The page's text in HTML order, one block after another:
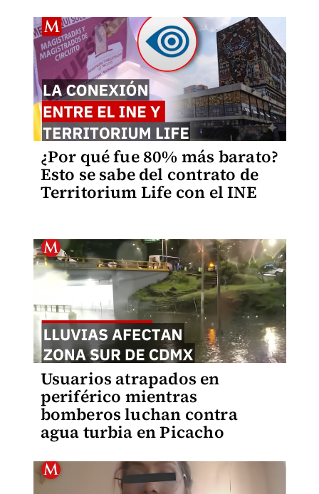
¿Por qué fue 80% más barato?
Esto se sabe del contrato de
Territorium Life con el INE
Usuarios atrapados en
periférico mientras
bomberos luchan contra
agua turbia en Picacho